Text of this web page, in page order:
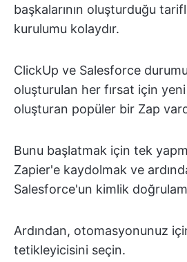
başkalarının oluşturduğu
kurulumu kolaydır.
ClickUp ve Salesforce
oluşturulan her fırsat için
oluşturan popüler bir Zap
Bunu başlatmak için tek
Zapier'e kaydolmak ve
Salesforce'un kimlik
Ardından, otomasyonunuz
tetikleyicisini seçin.